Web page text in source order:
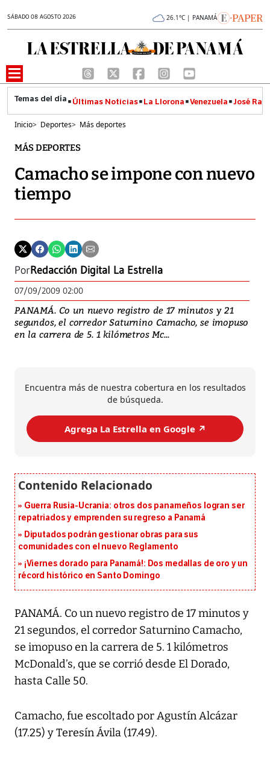
SÁBADO 08 AGOSTO 2026 26.1°C | PANAMÁ
Últimas Noticias La Llorona Venezuela José
Inicio> Deportes> Más deportes
MÁS DEPORTES
Camacho se impone con nuevo
tiempo
PorRedacción Digital La Estrella
07/09/2009 02:00
PANAMÁ. Co un nuevo registro de 17 minutos y 21
segundos, el corredor Saturnino Camacho, se imopuso
en la carrera de 5. 1 kilómetros Mc...
Encuentra más de nuestra cobertura en los resultados
de búsqueda.
Agrega La Estrella en Google ↗️
Guerra Rusia-Ucrania: otros dos panameños logran ser
repatriados y emprenden su regreso a Panamá
Diputados podrán gestionar obras para sus
comunidades con el nuevo Reglamento
¡Viernes dorado para Panamá!: Dos medallas de oro y un
récord histórico en Santo Domingo
PANAMÁ. Co un nuevo registro de 17 minutos y
21 segundos, el corredor Saturnino Camacho,
se imopuso en la carrera de 5. 1 kilómetros
McDonald’s, que se corrió desde El Dorado,
hasta Calle 50.
Camacho, fue escoltado por Agustín Alcázar
(17.25) y Teresín Ávila (17.49).